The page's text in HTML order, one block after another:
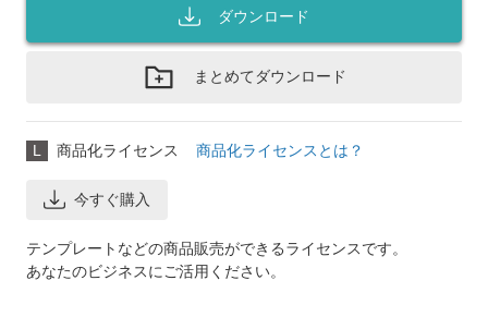
ダウンロード
まとめてダウンロード
L 商品化ライセンス 商品化ライセンスとは？
今すぐ購入
テンプレートなどの商品販売ができるライセンスです。
あなたのビジネスにご活用ください。